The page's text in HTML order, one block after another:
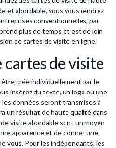
et abordable, vous vous rendrez
conventionnelles, par
plus de temps et est de loin
de cartes de visite en ligne.
cartes de visite
crée individuellement par le
insérez du texte, un logo ou une
données seront transmises à
un résultat de haute qualité dans
visite abordable sont un moyen
apparence et de donner une
vous. Pour les indépendants, les